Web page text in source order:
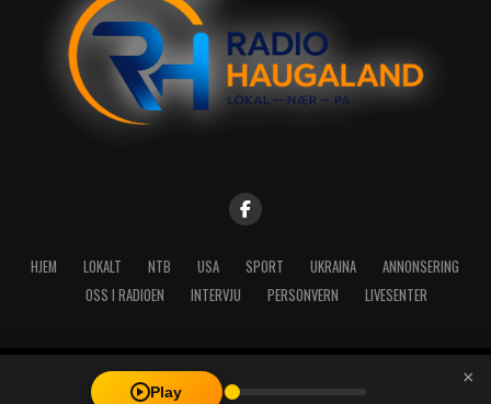
HJEM LOKALT NTB USA SPORT UKRAINA
ANNONSERING
OSS I RADIOEN
INTERVJU PERSONVERN LIVESENTER
Copyright © 2026 A-Media AS | Radio Haugaland - Haraldsgata 114,
5527 Haugesund - Mail: post@radioh.no - Telefon: 52717273
Play
×